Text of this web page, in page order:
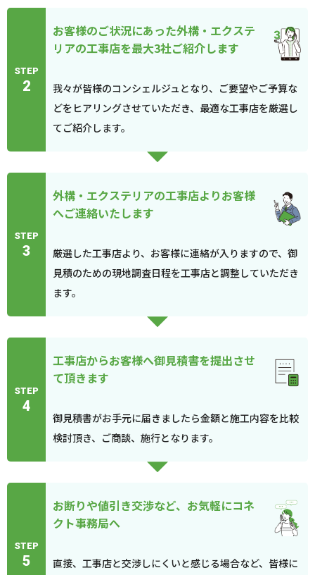
STEP
2
お客様のご状況にあった外構・エクステ
リアの工事店を最大3社ご紹介します
我々が皆様のコンシェルジュとなり、ご要望やご予算な
どをヒアリングさせていただき、最適な工事店を厳選し
てご紹介します。
STEP
3
外構・エクステリアの工事店よりお客様
へご連絡いたします
厳選した工事店より、お客様に連絡が入りますので、御
見積のための現地調査日程を工事店と調整していただき
ます。
STEP
4
工事店からお客様へ御見積書を提出させ
て頂きます
御見積書がお手元に届きましたら金額と施工内容を比較
検討頂き、ご商談、施行となります。
STEP
5
お断りや値引き交渉など、お気軽にコネ
クト事務局へ
直接、工事店と交渉しにくいと感じる場合など、皆様に